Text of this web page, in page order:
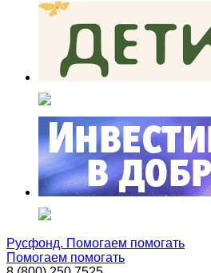
Русфонд. Помогаем помогать
Помогаем помогать